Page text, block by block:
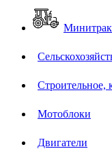
Строительное,
Мотоблоки
Двигатели